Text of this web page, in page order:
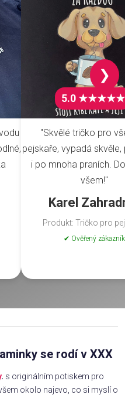
5.0 ★★★★★
"Skvělé tričko pro
pejskaře, vypadá
i po mnoha praních.
všem!"
Karel
Produkt: Tričko pro
✔ Ověřený zákazník
❯
se rodí v XXX
. s originálním potiskem pro
okolo najevo, co si myslí o